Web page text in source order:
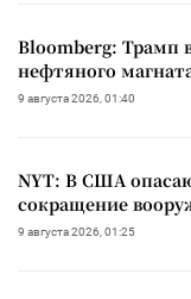
Bloomberg: Трамп
нефтяного
9 августа 2026, 01:40
NYT: В США
сокращение
9 августа 2026, 01:25